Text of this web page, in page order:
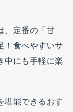
、定番の「甘
！食べやすいサ
中にも手軽に楽
堪能できるおす